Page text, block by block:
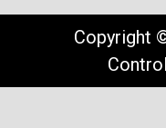
Copyright